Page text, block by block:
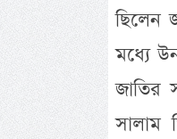
ছিলেন
মধ্যে
জাতির
সালাম